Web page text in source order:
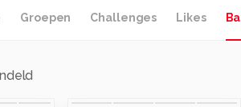
Groepen Challenges Likes